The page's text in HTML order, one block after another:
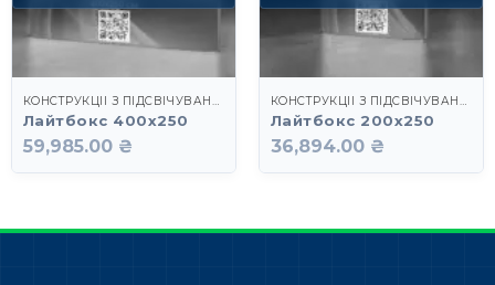
КОНСТРУКЦІЇ З ПІДСВІЧУВАННЯМ
Лайтбокс 400х250
59,985.00 ₴
КОНСТРУКЦІЇ З ПІДСВІЧУВАННЯМ
Лайтбокс 200х250
36,894.00 ₴